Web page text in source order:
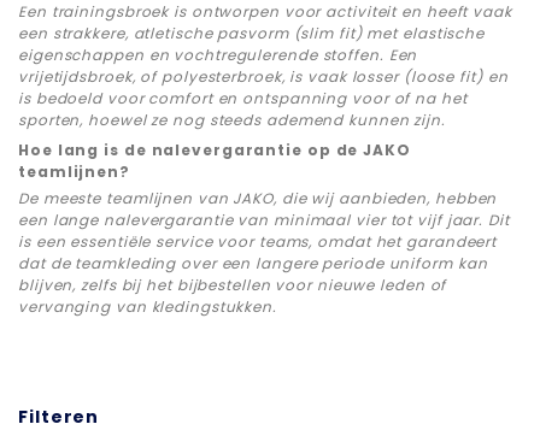
Een trainingsbroek is ontworpen voor activiteit en heeft vaak
een strakkere, atletische pasvorm (slim fit) met elastische
eigenschappen en vochtregulerende stoffen. Een
vrijetijdsbroek, of polyesterbroek, is vaak losser (loose fit) en
is bedoeld voor comfort en ontspanning voor of na het
sporten, hoewel ze nog steeds ademend kunnen zijn.
Hoe lang is de nalevergarantie op de JAKO
teamlijnen?
De meeste teamlijnen van JAKO, die wij aanbieden, hebben
een lange nalevergarantie van minimaal vier tot vijf jaar. Dit
is een essentiële service voor teams, omdat het garandeert
dat de teamkleding over een langere periode uniform kan
blijven, zelfs bij het bijbestellen voor nieuwe leden of
vervanging van kledingstukken.
Filteren